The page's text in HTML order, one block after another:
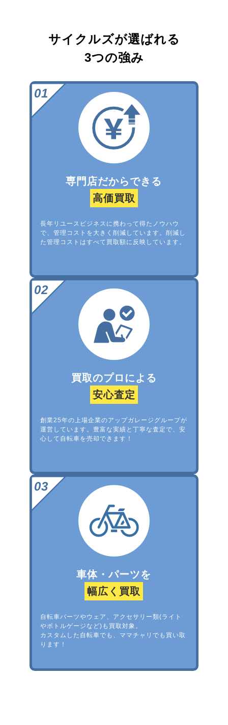
サイクルズが選ばれる
3つの強み
専門店だからできる
高価買取
長年リユースビジネスに携わって得たノウハウ
で、管理コストを大きく削減しています。削減し
た管理コストはすべて買取額に反映しています。
買取のプロによる
安心査定
創業25年の上場企業のアップガレージグループが
運営しています。豊富な実績と丁寧な査定で、安
心して自転車を売却できます！
車体・パーツを
幅広く買取
自転車パーツやウェア、アクセサリー類(ライト
やボトルゲージなど)も買取対象。
カスタムした自転車でも、ママチャリでも買い取
ります！